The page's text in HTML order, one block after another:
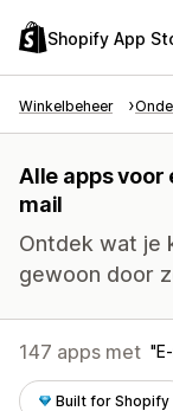
Shopify App
Winkelbeheer
Alle apps
mail
Ontdek wat je
gewoon door
147 apps met
Built for Shopify